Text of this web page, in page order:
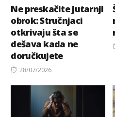
Ne preskačite jutarnji
obrok: Stručnjaci
otkrivaju šta se
dešava kada ne
doručkujete
Posted
28/07/2026